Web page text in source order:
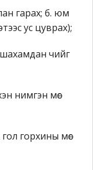
гарах; б. юм
ус цуврах);
шахамдан чийг
нимгэн мөс
горхины мөс